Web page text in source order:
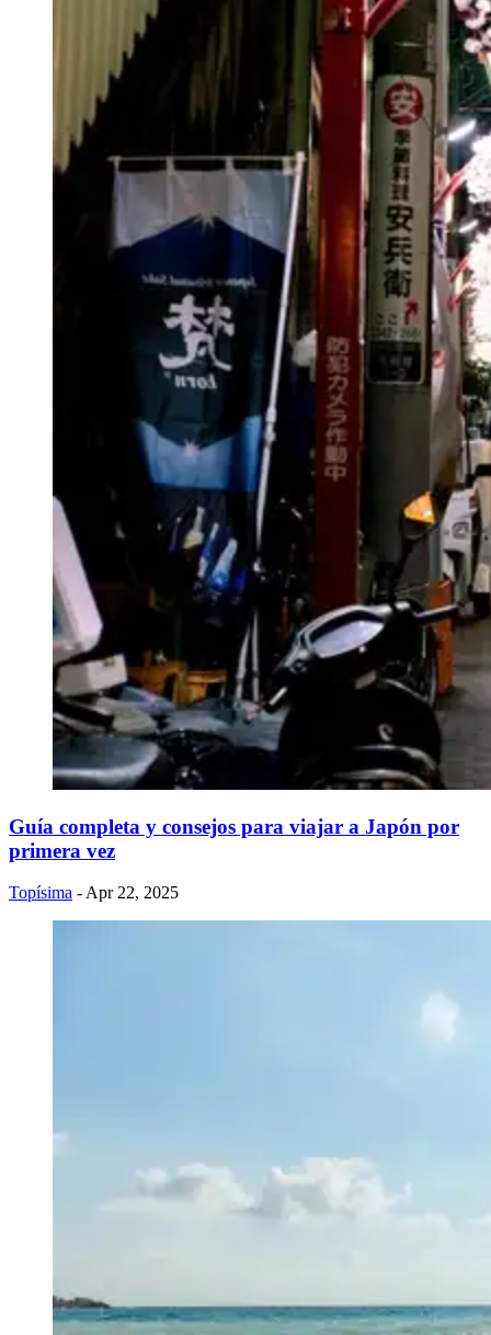
Guía completa y consejos para viajar a Japón por
primera vez
Topísima - Apr 22, 2025